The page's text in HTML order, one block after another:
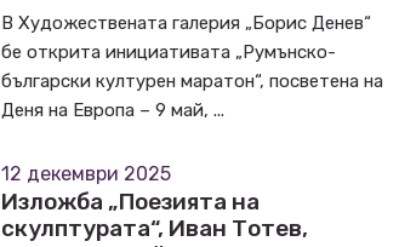
В Художествената галерия „Борис Денев“
бе открита инициативата „Румънско-
български културен маратон“, посветена на
Деня на Европа – 9 май, ...
12 декември 2025
Изложба „Поезията на
скулптурата“, Иван Тотев,